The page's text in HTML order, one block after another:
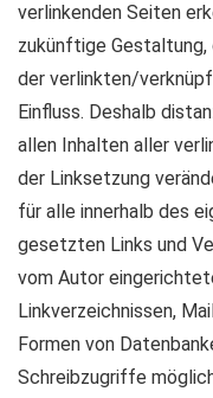
verlinkenden Seiten
zukünftige
der verlinkten/
Einfluss. Deshalb
allen Inhalten aller
der Linksetzung
für alle innerhalb des
gesetzten Links und
vom Autor
Linkverzeichnissen,
Formen von
Schreibzugriffe